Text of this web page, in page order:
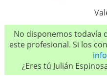
No disponemos todavía
este profesional. Si los
¿Eres tú Julián